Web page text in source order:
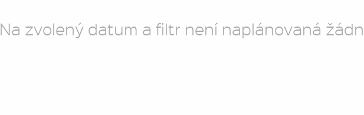
Na zvolený datum a filtr není naplánovaná